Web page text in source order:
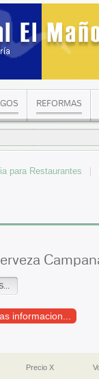
REFORMAS
para Restaurantes
informacion...
Precio X